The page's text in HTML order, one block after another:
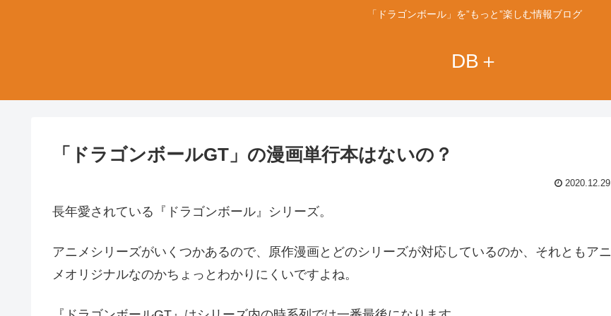
「ドラゴンボール」を”もっと”楽しむ情報ブログ
DB＋
「ドラゴンボールGT」の漫画単行本はないの？
2020.12.29
長年愛されている『ドラゴンボール』シリーズ。
アニメシリーズがいくつかあるので、原作漫画とどのシリーズが対応しているのか、それともアニ
メオリジナルなのかちょっとわかりにくいですよね。